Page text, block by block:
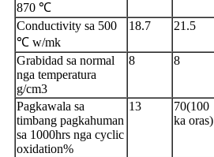
870 ℃
Conductivity sa 500
℃ w/mk
18.7 21.5
Grabidad sa normal
nga temperatura
g/cm3
8 8
Pagkawala sa
timbang pagkahuman
sa 1000hrs nga cyclic
oxidation%
13
70(100
ka oras)